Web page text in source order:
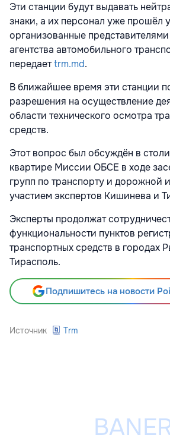
Эти станции будут выдавать
знаки, а их персонал уже прошёл
организованные
агентства автомобильного
передаетtrm.md.
В ближайшее время эти станции
разрешения на осуществление
области технического осмотра
средств.
Этот вопрос был обсуждён в
квартире Миссии ОБСЕ в ходе
групп по транспорту и дорожной
участием экспертов Кишинева и
Эксперты продолжат
функциональности пунктов
транспортных средств в городах
Тирасполь.
Подпишитесь на новости
Источник Trm